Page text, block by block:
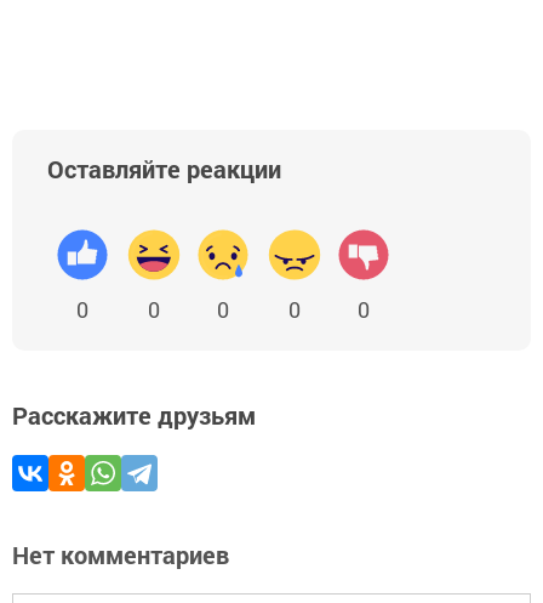
Оставляйте реакции
0 0 0 0 0
Расскажите друзьям
Нет комментариев